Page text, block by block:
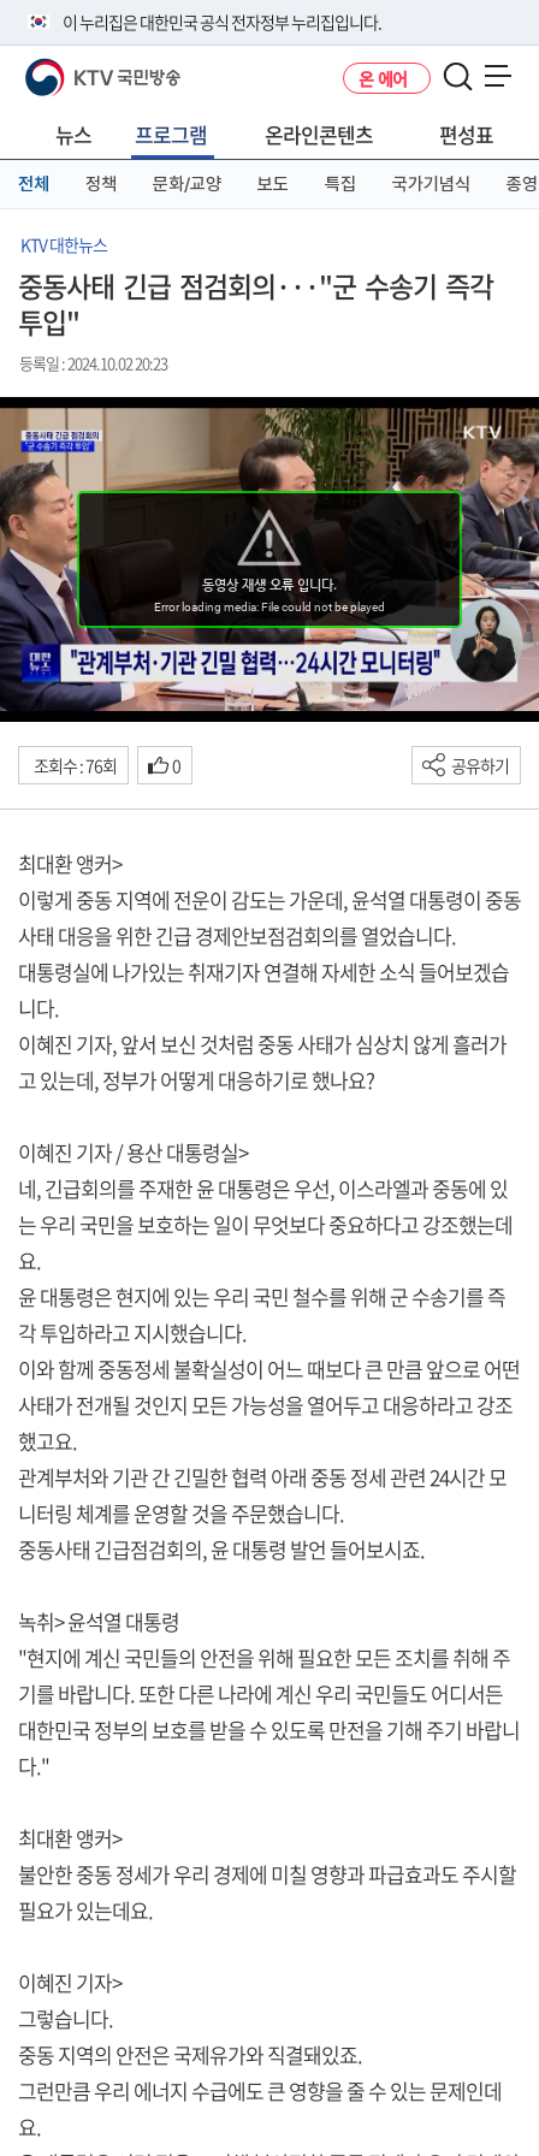
이 누리집은 대한민국 공식 전자정부 누리집입니다.
공식 누리집 주소 확인하기
니다.
이밖에 or.kr 또는 .kr등 다른 도메인 주소를 사용하고 있다면 아래 URL에
서 도메인 주소를 확인해 보세요
KTV 국민방송 온 에어
뉴스 프로그램 온라인콘텐츠 편성표
전체 정책 문화/교양 보도 특집 국가기념식 종영
KTV 대한뉴스
중동사태 긴급 점검회의···"군 수송기 즉각
투입"
등록일 : 2024.10.02 20:23
조회수 : 76회 0 공유하기
최대환 앵커>
이렇게 중동 지역에 전운이 감도는 가운데, 윤석열 대통령이 중동
사태 대응을 위한 긴급 경제안보점검회의를 열었습니다.
대통령실에 나가있는 취재기자 연결해 자세한 소식 들어보겠습
니다.
이혜진 기자, 앞서 보신 것처럼 중동 사태가 심상치 않게 흘러가
고 있는데, 정부가 어떻게 대응하기로 했나요?
이혜진 기자 / 용산 대통령실>
네, 긴급회의를 주재한 윤 대통령은 우선, 이스라엘과 중동에 있
는 우리 국민을 보호하는 일이 무엇보다 중요하다고 강조했는데
요.
윤 대통령은 현지에 있는 우리 국민 철수를 위해 군 수송기를 즉
각 투입하라고 지시했습니다.
이와 함께 중동정세 불확실성이 어느 때보다 큰 만큼 앞으로 어떤
사태가 전개될 것인지 모든 가능성을 열어두고 대응하라고 강조
했고요.
관계부처와 기관 간 긴밀한 협력 아래 중동 정세 관련 24시간 모
니터링 체계를 운영할 것을 주문했습니다.
중동사태 긴급점검회의, 윤 대통령 발언 들어보시죠.
녹취> 윤석열 대통령
"현지에 계신 국민들의 안전을 위해 필요한 모든 조치를 취해 주
기를 바랍니다. 또한 다른 나라에 계신 우리 국민들도 어디서든
대한민국 정부의 보호를 받을 수 있도록 만전을 기해 주기 바랍니
다."
최대환 앵커>
불안한 중동 정세가 우리 경제에 미칠 영향과 파급효과도 주시할
필요가 있는데요.
이혜진 기자>
그렇습니다.
중동 지역의 안전은 국제유가와 직결돼있죠.
그런만큼 우리 에너지 수급에도 큰 영향을 줄 수 있는 문제인데
요.